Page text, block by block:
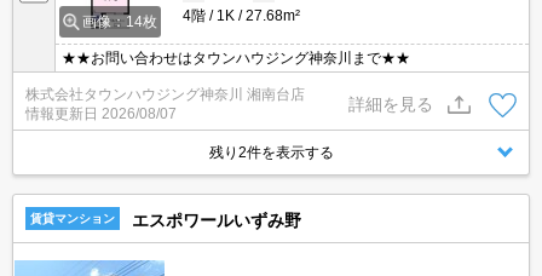
画像：14枚
4階
1K 27.68m²
★★お問い合わせはタウンハウジング神奈川まで★★
株式会社タウンハウジング神奈川 湘南台店
情報更新日 2026/08/07
詳細を見る
残り2件を表示する
賃貸マンション エスポワールいずみ野